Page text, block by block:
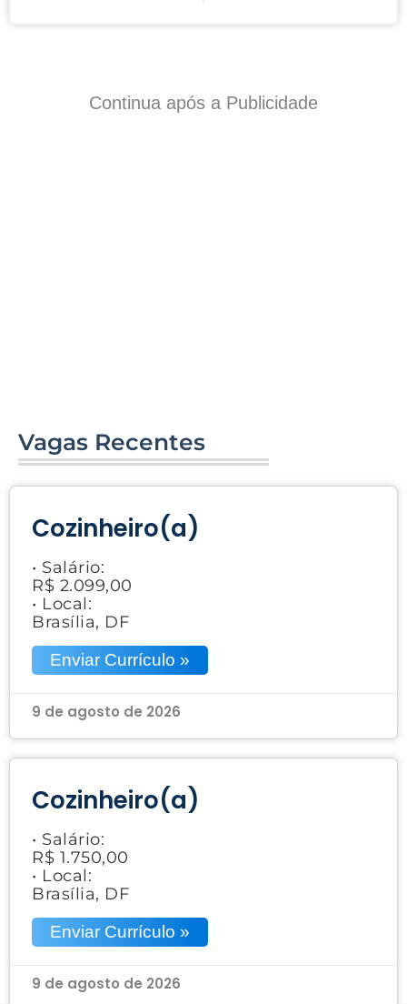
Continua após a Publicidade
Vagas Recentes
Cozinheiro(a)
• Salário:
R$ 2.099,00
• Local:
Brasília, DF
Enviar Currículo »
9 de agosto de 2026
Cozinheiro(a)
• Salário:
R$ 1.750,00
• Local:
Brasília, DF
Enviar Currículo »
9 de agosto de 2026